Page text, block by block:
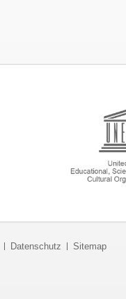
Datenschutz Sitemap